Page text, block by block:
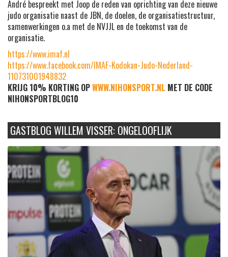
André bespreekt met Joop de reden van oprichting van deze nieuwe
judo organisatie naast de JBN, de doelen, de organisatiestructuur,
samenwerkingen o.a met de NVJJL en de toekomst van de
organisatie.
https://www.imaf.nl
https://www.facebook.com/IMAF-Kodokan-Judo-Nederland-
110731001948832
KRIJG 10% KORTING OPWWW.NIHONSPORT.NL MET DE CODE
NIHONSPORTBLOG10
GASTBLOG WILLEM VISSER: ONGELOOFLIJK